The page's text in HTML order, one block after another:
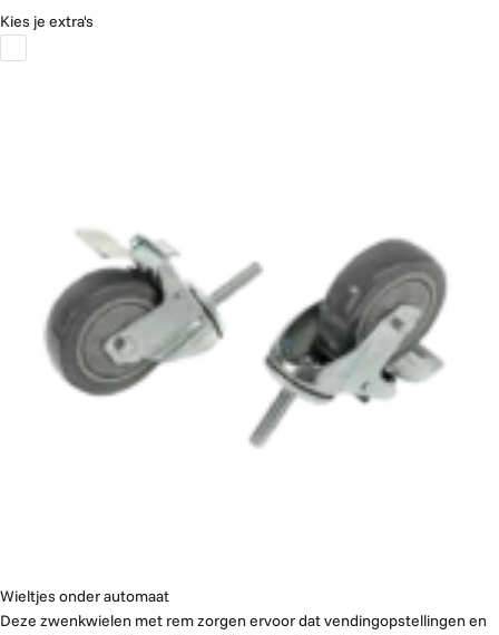
Kies je extra's
Wieltjes onder automaat
Deze zwenkwielen met rem zorgen ervoor dat vendingopstellingen en